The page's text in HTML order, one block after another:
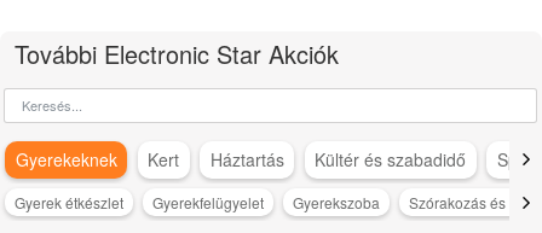
További Electronic Star Akciók
Gyerekeknek Kert Háztartás Kültér és szabadidő
Gyerek étkészlet Gyerekfelügyelet Gyerekszoba Szórakozás és